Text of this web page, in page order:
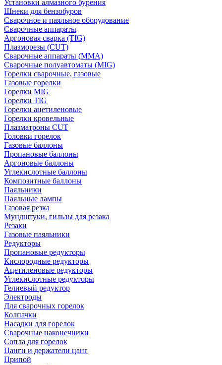
Установки алмазного бурения
Шнеки для бензобуров
Сварочное и паяльное оборудование
Сварочные аппараты
Аргоновая сварка (TIG)
Плазморезы (CUT)
Сварочные аппараты (MMA)
Сварочные полуавтоматы (MIG)
Горелки сварочные, газовые
Газовые горелки
Горелки MIG
Горелки TIG
Горелки ацетиленовые
Горелки кровельные
Плазматроны CUT
Головки горелок
Газовые баллоны
Пропановые баллоны
Аргоновые баллоны
Углекислотные баллоны
Композитные баллоны
Паяльники
Паяльные лампы
Газовая резка
Мундштуки, гильзы для резака
Резаки
Газовые паяльники
Редукторы
Пропановые редукторы
Кислородные редукторы
Ацетиленовые редукторы
Углекислотные редукторы
Гелиевый редуктор
Электроды
Для сварочных горелок
Колпачки
Насадки для горелок
Сварочные наконечники
Сопла для горелок
Цанги и держатели цанг
Припой